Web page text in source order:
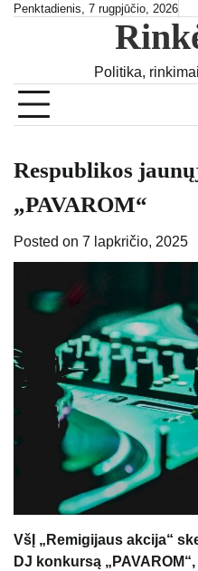
SkipPenktadienis, 7 rugpjūčio, 2026
Politika,
Respublikos
„PAVAROM“
Posted on 7 lapkričio, 2025
VšĮ „Remigijaus akcija“
DJ konkursą